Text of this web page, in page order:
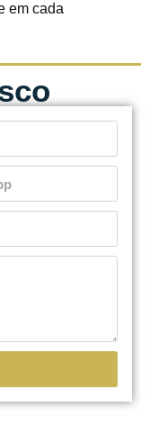
em cada